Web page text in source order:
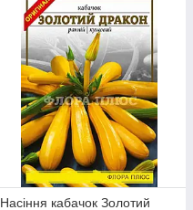
Насіння кабачок Золотий